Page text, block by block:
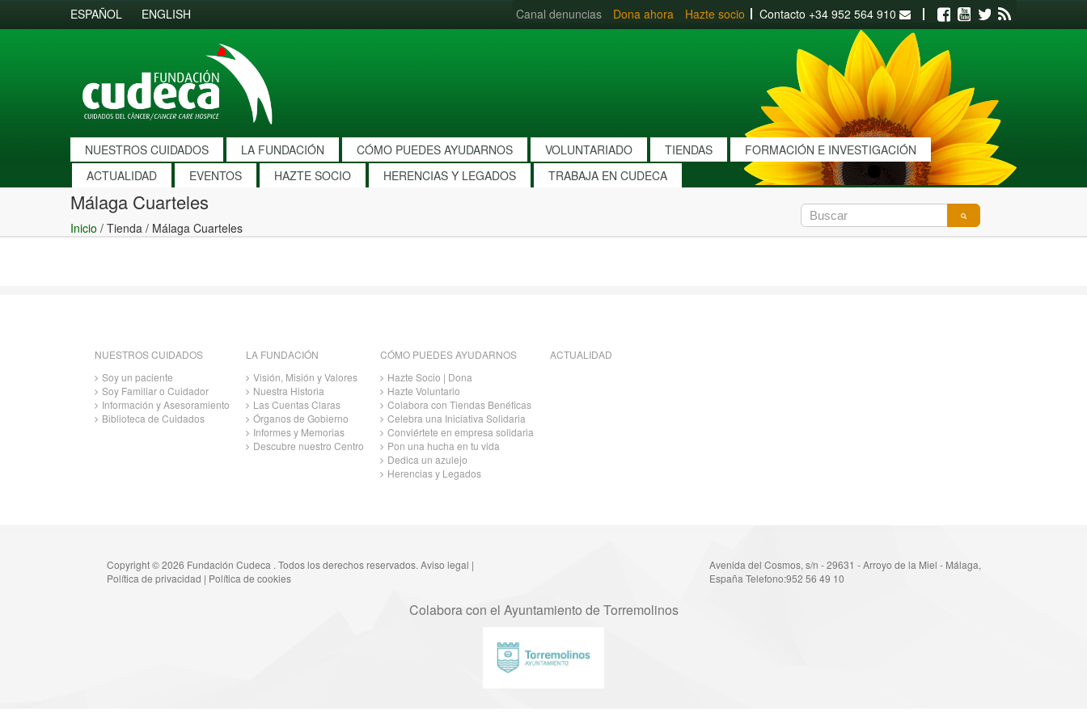
ESPAÑOL ENGLISH Canal denuncias Dona ahora Hazte socio Contacto +34 952 564 910 Facebook
Youtube
Twitter
NUESTROS CUIDADOS LA FUNDACIÓN CÓMO PUEDES AYUDARNOS VOLUNTARIADO TIENDAS
FORMACIÓN E INVESTIGACIÓN
ACTUALIDAD
EVENTOS HAZTE SOCIO HERENCIAS Y LEGADOS TRABAJA EN CUDECA
Málaga Cuarteles
Inicio / Tienda / Málaga Cuarteles
NUESTROS CUIDADOS
Soy un paciente
Soy Familiar o Cuidador
Información y Asesoramiento
Biblioteca de Cuidados
LA FUNDACIÓN
Visión, Misión y Valores
Nuestra Historia
Las Cuentas Claras
Órganos de Gobierno
Informes y Memorias
Descubre nuestro Centro
CÓMO PUEDES AYUDARNOS
Hazte Socio | Dona
Hazte Voluntario
Colabora con Tiendas Benéficas
Celebra una Iniciativa Solidaria
Conviértete en empresa solidaria
Pon una hucha en tu vida
Dedica un azulejo
Herencias y Legados
ACTUALIDAD
Copyright © 2026 Fundación Cudeca . Todos los derechos reservados. Aviso legal |
Política de privacidad | Política de cookies
Avenida del Cosmos, s/n - 29631 - Arroyo de la Miel - Málaga,
España Telefono:952 56 49 10
Colabora con el Ayuntamiento de Torremolinos